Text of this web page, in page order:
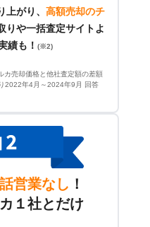
がり、 高額売却のチ
りや一括査定サイトよ
績も！ (※2)
売却価格と他社査定額の差額
2022年4月～2024年9月 回答
営業なし ！
１社とだけ